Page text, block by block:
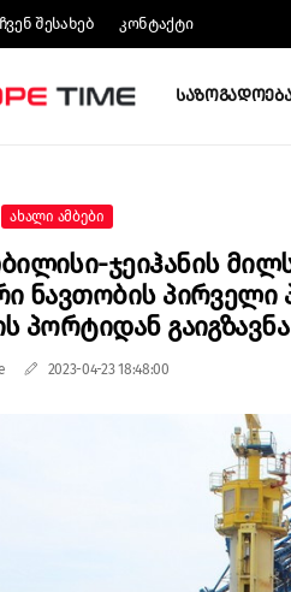
Ჩვენ Შესახებ Კონტაქტი
Ახალი Ამბები
Ჯეიჰანის
Ნავთობის
Პორტიდან Გაიგზავნა
2023-04-23 18:48:00